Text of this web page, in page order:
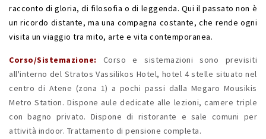
racconto di gloria, di filosofia o di leggenda. Qui il passato non è
un ricordo distante, ma una compagna costante, che rende ogni
visita un viaggio tra mito, arte e vita contemporanea.
Corso/Sistemazione: Corso e sistemazioni sono previsiti
all'interno del Stratos Vassilikos Hotel, hotel 4 stelle situato nel
centro di Atene (zona 1) a pochi passi dalla Megaro Mousikis
Metro Station. Dispone aule dedicate alle lezioni, camere triple
con bagno privato. Dispone di ristorante e sale comuni per
attività indoor. Trattamento di pensione completa.